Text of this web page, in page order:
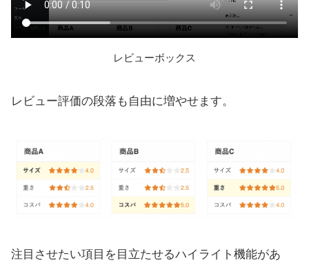
レビューボックス
レビュー評価の段落も自由に増やせます。
注目させたい項目を目立たせるハイライト機能があ